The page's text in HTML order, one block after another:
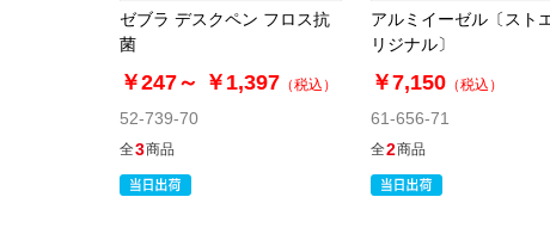
ゼブラ デスクペン フロス抗
菌
￥247～ ￥1,397 （税込）
52-739-70
全3商品
アルミイーゼル〔スト
リジナル〕
￥7,150 （税込）
61-656-71
全2商品